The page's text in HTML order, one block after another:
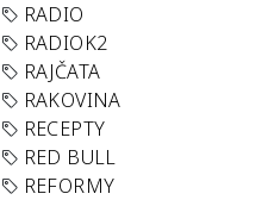
RADIO
RADIOK2
RAJČATA
RAKOVINA
RECEPTY
RED BULL
REFORMY